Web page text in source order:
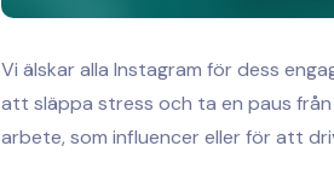
Vi älskar alla Instagram för dess
att släppa stress och ta en paus
arbete, som influencer eller för att